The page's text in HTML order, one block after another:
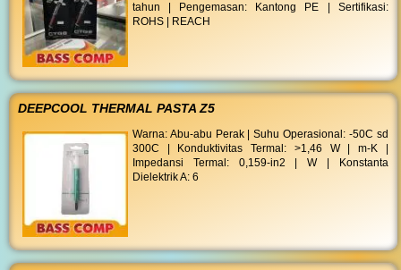
tahun | Pengemasan: Kantong PE | Sertifikasi:
ROHS | REACH
DEEPCOOL THERMAL PASTA Z5
Warna: Abu-abu Perak | Suhu Operasional: -50C sd
300C | Konduktivitas Termal: >1,46 W | m-K |
Impedansi Termal: 0,159-in2 | W | Konstanta
Dielektrik A: 6